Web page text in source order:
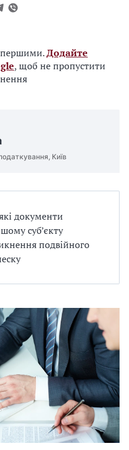
першими.Додайте
, щоб не пропустити
Київ
документи
суб’єкту
подвійного